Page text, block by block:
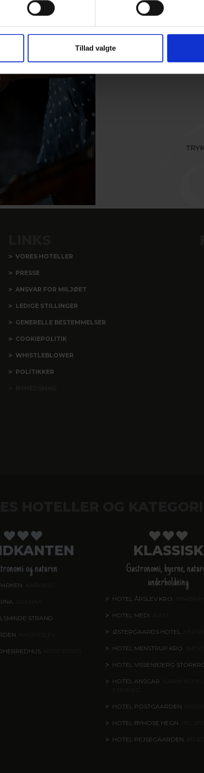
Tillad valgte
Hold dig opdateret
VORES HOTELLER
PRESSE
ANSVAR FOR MILJØET
LEDIGE STILLINGER
GENERELLE BESTEMMELSER
COOKIEPOLITIK
WHISTLEBLOWER
POLITIKKER
og naturen
STRAND
KLASSISK
Gastronomi, byerne,
underholdning
HOTEL ÅRSLEV KRO
HOTEL MEDI
ØSTERGAARDS HOTEL
HOTEL MENSTRUP KRO
HOTEL VISSENBJERG
HOTEL ANSGAR
HOTEL POSTGAARDEN
HOTEL BYMOSE HEGN
HOTEL PEJSEGAARDEN